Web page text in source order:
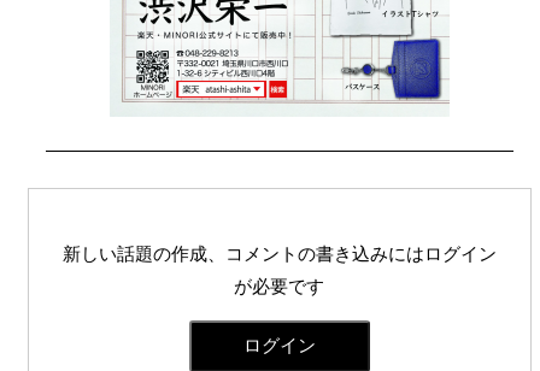
新しい話題の作成、コメントの書き込みにはログイン
が必要です
ログイン